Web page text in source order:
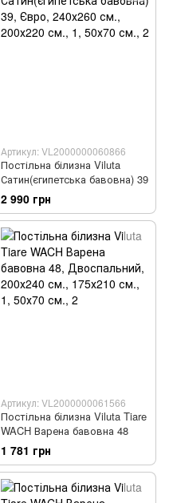
Артикул: VL2000000060866
Постільна білизна Viluta
Сатин(єгипетська бавовна) 39
2 990 грн
Артикул: VL2000000061566
Постільна білизна Viluta Tiare
WACH Варена бавовна 48
1 781 грн